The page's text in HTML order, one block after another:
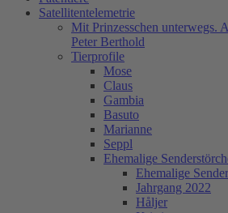
Satellitentelemetrie
Mit Prinzesschen unterwegs.
Peter Berthold
Tierprofile
Mose
Claus
Gambia
Basuto
Marianne
Seppl
Ehemalige
Ehemalige
Jahrgang 2022
Håljer